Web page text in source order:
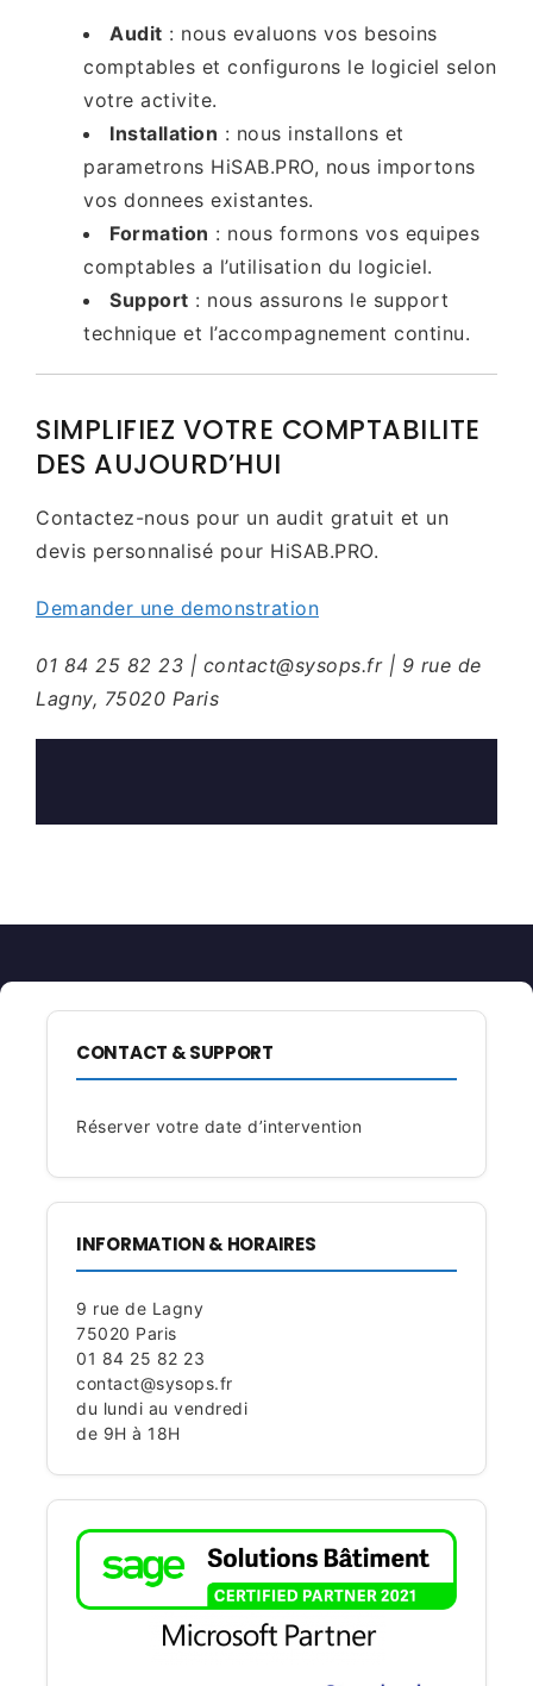
Audit : nous evaluons vos besoins
comptables et configurons le logiciel selon
votre activite.
Installation : nous installons et
parametrons HiSAB.PRO, nous importons
vos donnees existantes.
Formation : nous formons vos equipes
comptables a l’utilisation du logiciel.
Support : nous assurons le support
technique et l’accompagnement continu.
SIMPLIFIEZ VOTRE COMPTABILITE
DES AUJOURD’HUI
Contactez-nous pour un audit gratuit et un
devis personnalisé pour HiSAB.PRO.
Demander une demonstration
01 84 25 82 23 | contact@sysops.fr | 9 rue de
Lagny, 75020 Paris
CONTACT & SUPPORT
Réserver votre date d’intervention
INFORMATION & HORAIRES
9 rue de Lagny
75020 Paris
01 84 25 82 23
contact@sysops.fr
du lundi au vendredi
de 9H à 18H